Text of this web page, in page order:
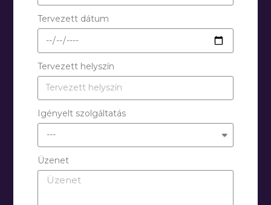
Tervezett dátum
Tervezett helyszín
Igényelt szolgáltatás
Üzenet